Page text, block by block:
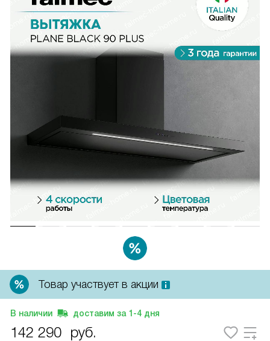
Товар участвует в акции
В наличии доставим за 1-4 дня
142 290 руб.